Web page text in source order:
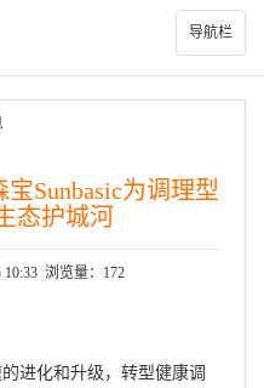
导航栏
Sunbasic为调理型
态护城河
10:33 浏览量：172
进化和升级，转型健康调